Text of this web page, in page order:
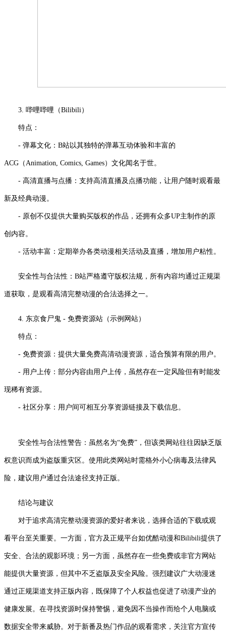
3. 哔哩哔哩（Bilibili）
特点：
- 弹幕文化：B站以其独特的弹幕互动体验和丰富的
ACG（Animation, Comics, Games）文化闻名于世。
- 高清直播与点播：支持高清直播及点播功能，让用户随时观看最
新及经典动漫。
- 原创不仅提供大量购买版权的作品，还拥有众多UP主制作的原
创内容。
- 活动丰富：定期举办各类动漫相关活动及直播，增加用户粘性。
安全性与合法性：B站严格遵守版权法规，所有内容均通过正规渠
道获取，是观看高清完整动漫的合法选择之一。
4. 东京食尸鬼 - 免费资源站（示例网站）
特点：
- 免费资源：提供大量免费高清动漫资源，适合预算有限的用户。
- 用户上传：部分内容由用户上传，虽然存在一定风险但有时能发
现稀有资源。
- 社区分享：用户间可相互分享资源链接及下载信息。
安全性与合法性警告：虽然名为“免费”，但该类网站往往因缺乏版
权意识而成为盗版重灾区。使用此类网站时需格外小心病毒及法律风
险，建议用户通过合法途径支持正版。
结论与建议
对于追求高清完整动漫资源的爱好者来说，选择合适的下载或观
看平台至关重要。一方面，官方及正规平台如优酷动漫和Bilibili提供了
安全、合法的观影环境；另一方面，虽然存在一些免费或非官方网站
能提供大量资源，但其中不乏盗版及安全风险。强烈建议广大动漫迷
通过正规渠道支持正版内容，既保障了个人权益也促进了动漫产业的
健康发展。在寻找资源时保持警惕，避免因不当操作而给个人电脑或
数据安全带来威胁。对于新番及热门作品的观看需求，关注官方宣传